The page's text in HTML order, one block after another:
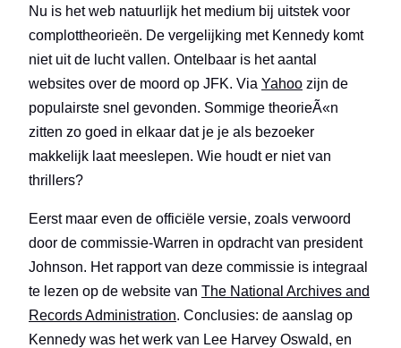
Nu is het web natuurlijk het medium bij uitstek voor
complottheorieën. De vergelijking met Kennedy komt
niet uit de lucht vallen. Ontelbaar is het aantal
websites over de moord op JFK. Via Yahoo zijn de
populairste snel gevonden. Sommige theorieÃ«n
zitten zo goed in elkaar dat je je als bezoeker
makkelijk laat meeslepen. Wie houdt er niet van
thrillers?
Eerst maar even de officiële versie, zoals verwoord
door de commissie-Warren in opdracht van president
Johnson. Het rapport van deze commissie is integraal
te lezen op de website van The National Archives and
Records Administration. Conclusies: de aanslag op
Kennedy was het werk van Lee Harvey Oswald, en